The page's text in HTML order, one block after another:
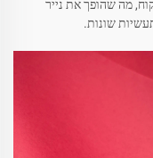
מה שהופך את נייר